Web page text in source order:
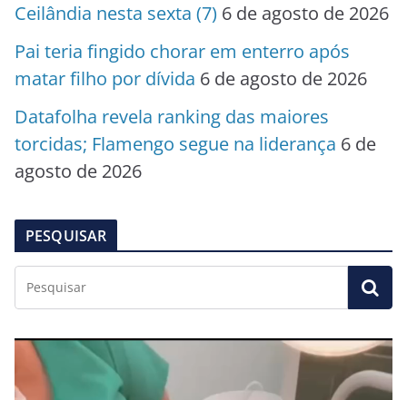
Ceilândia nesta sexta (7) 6 de agosto de 2026
Pai teria fingido chorar em enterro após
matar filho por dívida 6 de agosto de 2026
Datafolha revela ranking das maiores
torcidas; Flamengo segue na liderança 6 de
agosto de 2026
PESQUISAR